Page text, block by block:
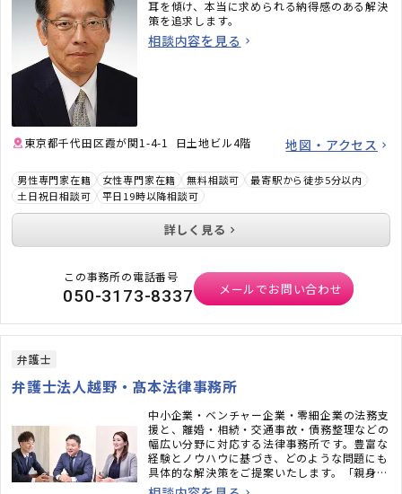
耳を傾け、本当に求められる納得感のある解決
策を追求します。
相談内容を見る
東京都千代田区霞が関1-4-1 日土地ビル4階 地図・アクセス
男性専門家在籍 女性専門家在籍 無料相談可
最寄駅から徒歩5分以内
土日祝日相談可
平日19時以降相談可
詳しく見る
この事務所の電話番号
050-3173-8337 メールでお問い合わせ
弁護士
弁護士法人越野・髙本法律事務所
中小企業・ベンチャー企業・零細企業の法務支
援と、離婚・相続・交通事故・債務整理などの
幅広い分野に対応する法律事務所です。豊富な
経験とノウハウに基づき、どのような問題にも
具体的な解決策をご提案いたします。「親身に
話を聞いてもらえた」「安心して任せられた」